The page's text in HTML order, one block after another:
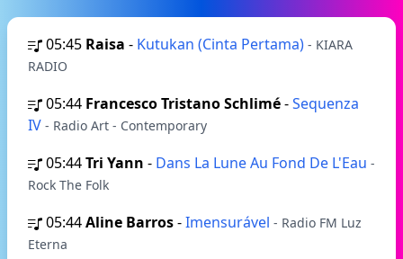
05:45 Raisa - Kutukan (Cinta Pertama) - KIARA
RADIO
05:44 Francesco Tristano Schlimé-Sequenza
IV - Radio Art - Contemporary
05:44Tri Yann - Dans La Lune Au Fond De L'Eau -
Rock The Folk
05:44Aline Barros-Imensurável - Radio FM Luz
Eterna